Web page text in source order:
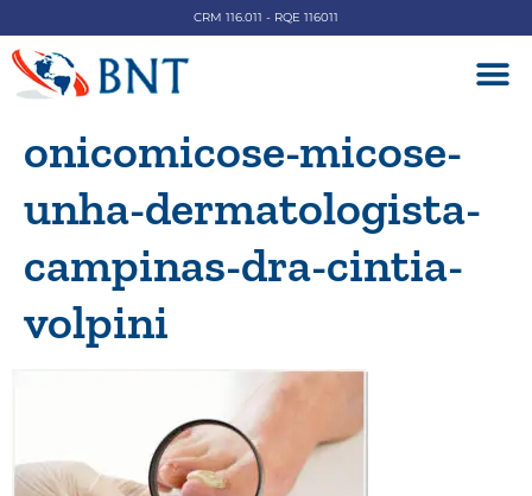
CRM 116.011 - RQE 116011
onicomicose-micose-
unha-dermatologista-
campinas-dra-cintia-
volpini